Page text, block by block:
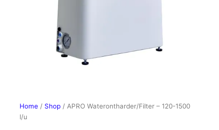
Home / Shop / APRO Waterontharder/Filter – 120-1500
l/u